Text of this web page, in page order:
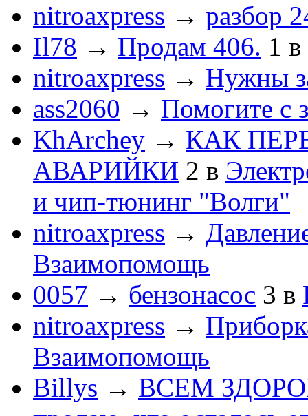
nitroaxpress → разбор
Il78 → Продам 406. 1 в
nitroaxpress → Нужны
ass2060 → Помогите с
KhArchey → КАК
АВАРИЙКИ 2 в
и чип-тюнинг "Волги"
nitroaxpress →
Взаимопомощь
0057 → бензонасос 3 в
nitroaxpress →
Взаимопомощь
Billys → ВСЕМ